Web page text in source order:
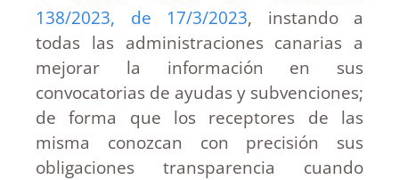
138/2023, de 17/3/2023, instando a
todas las administraciones canarias a
mejorar la información en sus
convocatorias de ayudas y subvenciones;
de forma que los receptores de las
misma conozcan con precisión sus
obligaciones transparencia cuando